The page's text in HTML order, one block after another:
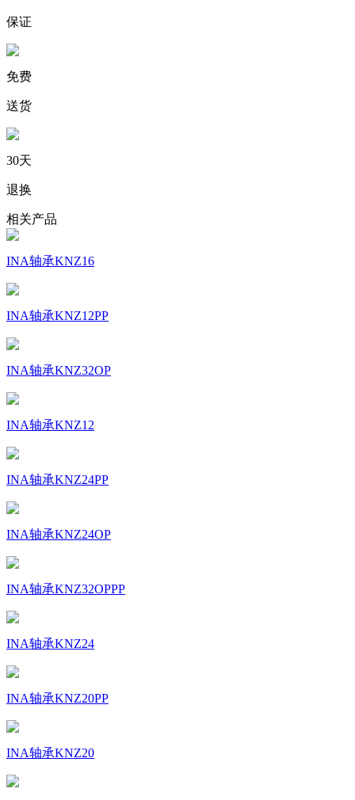
保证
免费
送货
30天
退换
相关产品
INA轴承KNZ16
INA轴承KNZ12PP
INA轴承KNZ32OP
INA轴承KNZ12
INA轴承KNZ24PP
INA轴承KNZ24OP
INA轴承KNZ32OPPP
INA轴承KNZ24
INA轴承KNZ20PP
INA轴承KNZ20